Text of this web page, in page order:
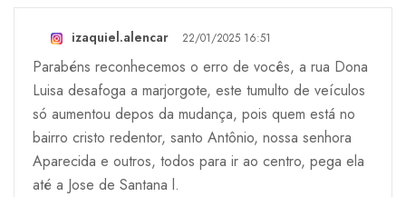
izaquiel.alencar 22/01/2025 16:51
Parabéns reconhecemos o erro de vocês, a rua Dona
Luisa desafoga a marjorgote, este tumulto de veículos
só aumentou depos da mudança, pois quem está no
bairro cristo redentor, santo Antônio, nossa senhora
Aparecida e outros, todos para ir ao centro, pega ela
até a Jose de Santana l.